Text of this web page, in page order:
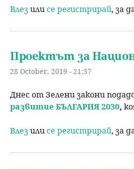
Влезили се регистрирай, за
Проектът за
28 October, 2019 - 21:37
Днес от Зелени закони
развитие БЪЛГАРИЯ 2030,
Влезили се регистрирай, за